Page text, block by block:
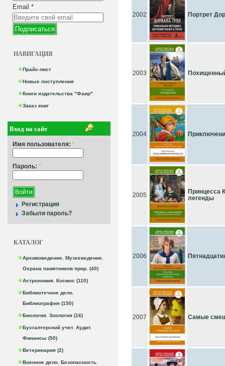
Email *
НАВИГАЦИЯ
Прайс-лист
Новые поступления
Книги издательства "Фаир"
Заказ книг
Вход на сайт
Имя пользователя: *
Пароль: *
Регистрация
Забыли пароль?
КАТАЛОГ
Архивоведение. Музееведение.
Охрана памятников прир. (40)
Астрономия. Космос (110)
Библиотечное дело.
Библиография (150)
Биология. Зоология (16)
Бухгалтерский учет. Аудит.
Финансы (50)
Ветеринария (2)
Военное дело. Безопасность
2002 Портрет
2003
2004
2005
Принцесса
легенды
2006
2007 Самые